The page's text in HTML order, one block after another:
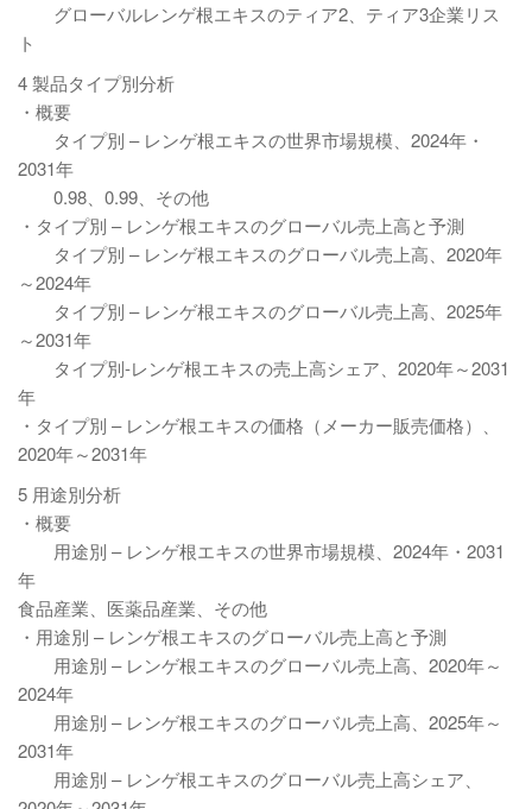
グローバルレンゲ根エキスのティア2、ティア3企業リス
ト
4 製品タイプ別分析
・概要
タイプ別 – レンゲ根エキスの世界市場規模、2024年・
2031年
0.98、0.99、その他
・タイプ別 – レンゲ根エキスのグローバル売上高と予測
タイプ別 – レンゲ根エキスのグローバル売上高、2020年
～2024年
タイプ別 – レンゲ根エキスのグローバル売上高、2025年
～2031年
タイプ別-レンゲ根エキスの売上高シェア、2020年～2031
年
・タイプ別 – レンゲ根エキスの価格（メーカー販売価格）、
2020年～2031年
5 用途別分析
・概要
用途別 – レンゲ根エキスの世界市場規模、2024年・2031
年
食品産業、医薬品産業、その他
・用途別 – レンゲ根エキスのグローバル売上高と予測
用途別 – レンゲ根エキスのグローバル売上高、2020年～
2024年
用途別 – レンゲ根エキスのグローバル売上高、2025年～
2031年
用途別 – レンゲ根エキスのグローバル売上高シェア、